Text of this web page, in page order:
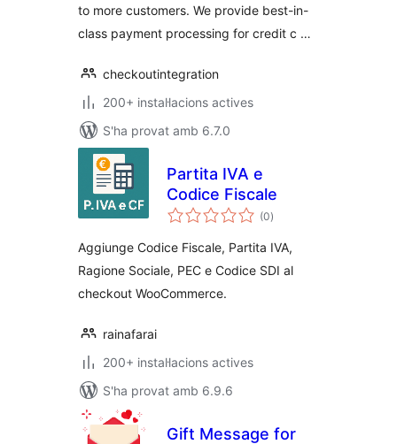
to more customers. We provide best-in-
class payment processing for credit c …
checkoutintegration
200+ instal·lacions actives
S'ha provat amb 6.7.0
Partita IVA e
Codice Fiscale
(0puntuacions
totals
)
Aggiunge Codice Fiscale, Partita IVA,
Ragione Sociale, PEC e Codice SDI al
checkout WooCommerce.
rainafarai
200+ instal·lacions actives
S'ha provat amb 6.9.6
Gift Message for